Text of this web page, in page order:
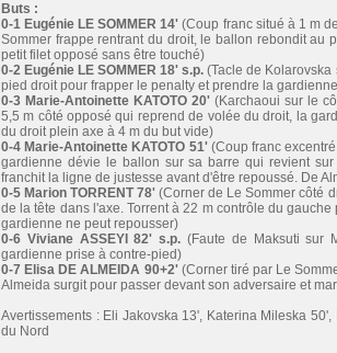
Buts :
0-1 Eugénie LE SOMMER 14' (Coup franc situé à 1 m
Sommer frappe rentrant du droit, le ballon rebondit au
petit filet opposé sans être touché)
0-2 Eugénie LE SOMMER 18' s.p. (Tacle de
pied droit pour frapper le penalty et prendre la
0-3 Marie-Antoinette KATOTO 20'(Karchaoui sur le
5,5 m côté opposé qui reprend de volée du droit, la
du droit plein axe à 4 m du but vide)
0-4 Marie-Antoinette KATOTO 51'(Coup franc
gardienne dévie le ballon sur sa barre qui revient
franchit la ligne de justesse avant d'être repoussé. De
0-5 Marion TORRENT 78' (Corner de Le Sommer côté
de la tête dans l'axe. Torrent à 22 m contrôle du
gardienne ne peut repousser)
0-6 Viviane ASSEYI 82' s.p. (Faute de Maksuti sur
gardienne prise à contre-pied)
0-7 Elisa DE ALMEIDA 90+2'(Corner tiré par Le
Almeida surgit pour passer devant son adversaire et
Avertissements : Eli Jakovska 13', Katerina Mileska
du Nord